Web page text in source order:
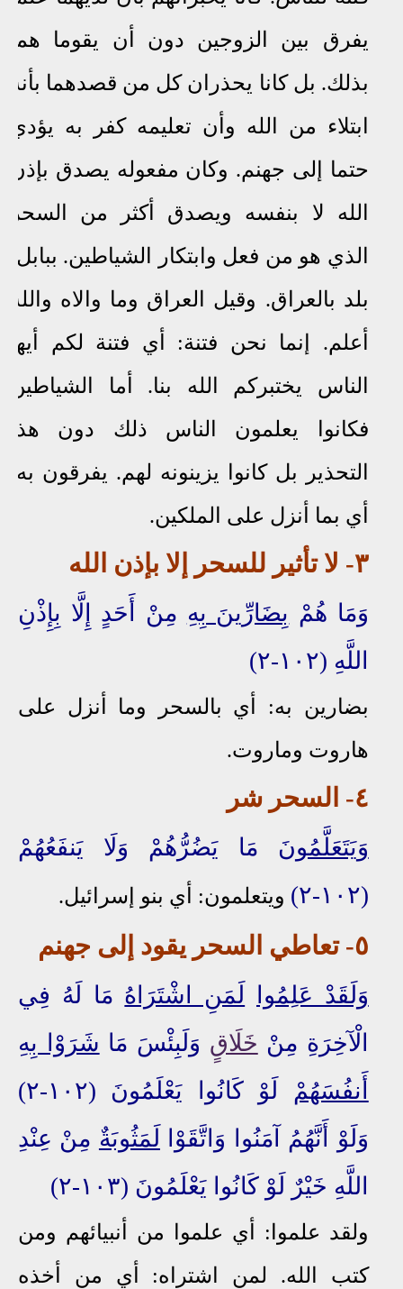
يفرق بين الزوجين دون أن يقوما هما
بذلك. بل كانا يحذران كل من قصدهما بأنه
ابتلاء من الله وأن تعليمه كفر به يؤدي
حتما إلى جهنم. وكان مفعوله يصدق بإذن
الله لا بنفسه ويصدق أكثر من السحر
الذي هو من فعل وابتكار الشياطين. ببابل:
بلد بالعراق. وقيل العراق وما والاه والله
أعلم. إنما نحن فتنة: أي فتنة لكم أيها
الناس يختبركم الله بنا. أما الشياطين
فكانوا يعلمون الناس ذلك دون هذا
التحذير بل كانوا يزينونه لهم. يفرقون به:
أي بما أنزل على الملكين.
٣- لا تأثير للسحر إلا بإذن الله
وَمَا هُمْ بِضَارِّينَ بِهِ مِنْ أَحَدٍ إِلَّا بِإِذْنِ
اللَّهِ (١٠٢-٢)
بضارين به: أي بالسحر وما أنزل على
هاروت وماروت.
٤- السحر شر
وَيَتَعَلَّمُونَ مَا يَضُرُّهُمْ وَلَا يَنفَعُهُمْ
(١٠٢-٢)
ويتعلمون: أي بنو إسرائيل.
٥- تعاطي السحر يقود إلى جهنم
وَلَقَدْ عَلِمُوا لَمَنِ اشْتَرَاهُ مَا لَهُ فِي
الْآخِرَةِ مِنْ خَلَاقٍ وَلَبِئْسَ مَا شَرَوْا بِهِ
أَنفُسَهُمْ
لَوْ كَانُوا يَعْلَمُونَ (١٠٢-٢)
وَلَوْ أَنَّهُمُ آمَنُوا وَاتَّقَوْا لَمَثُوبَةٌ مِنْ عِنْدِ
اللَّهِ خَيْرٌ لَوْ كَانُوا يَعْلَمُونَ (١٠٣-٢)
ولقد علموا: أي علموا من أنبيائهم ومن
كتب الله. لمن اشتراه: أي من أخذه